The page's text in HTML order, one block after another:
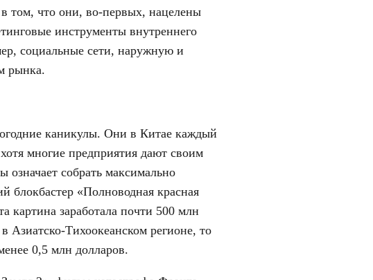
в том, что они, во-первых, нацелены
инструменты внутреннего
социальные сети, наружную и
рынка.
каникулы. Они в Китае каждый
многие предприятия дают своим
собрать максимально
блокбастер «Полноводная красная
картина заработала почти 500 млн
Азиатско-Тихоокеанском регионе, то
0,5 млн долларов.